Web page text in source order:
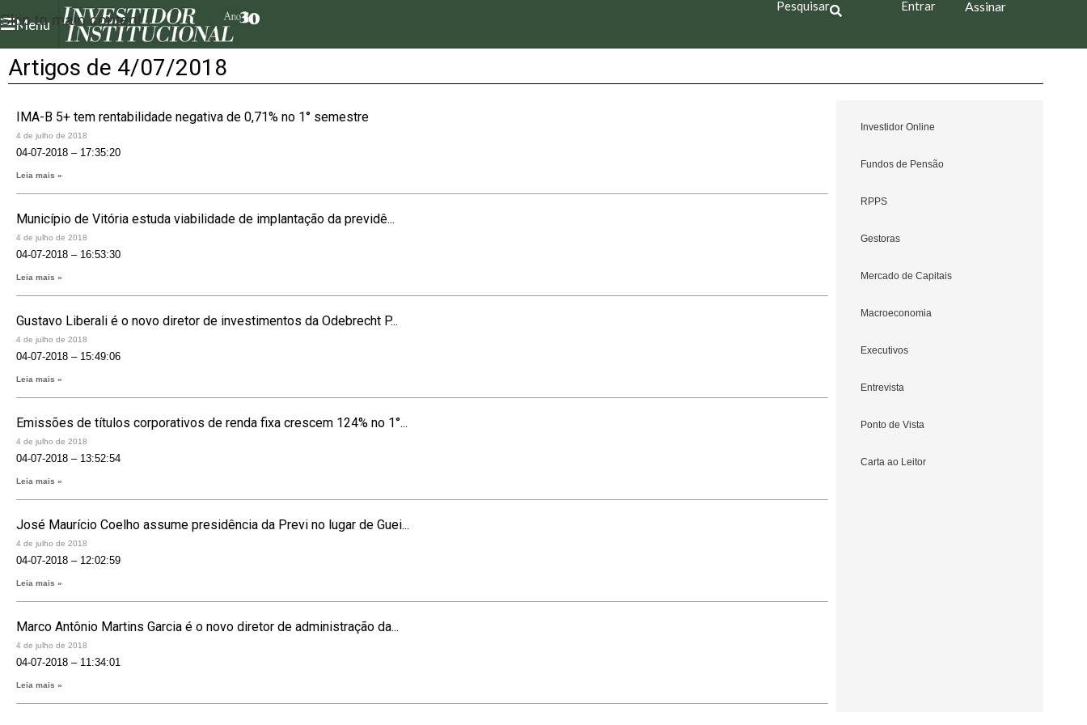
Skip to main content
Menu
Pesquisar Entrar Assinar
Artigos de 4/07/2018
IMA-B 5+ tem rentabilidade negativa de 0,71% no 1° semestre
4 de julho de 2018
04-07-2018 – 17:35:20
Leia mais »
Município de Vitória estuda viabilidade de implantação da previdê...
4 de julho de 2018
04-07-2018 – 16:53:30
Leia mais »
Gustavo Liberali é o novo diretor de investimentos da Odebrecht P...
4 de julho de 2018
04-07-2018 – 15:49:06
Leia mais »
Emissões de títulos corporativos de renda fixa crescem 124% no 1°...
4 de julho de 2018
04-07-2018 – 13:52:54
Leia mais »
José Maurício Coelho assume presidência da Previ no lugar de Guei...
4 de julho de 2018
04-07-2018 – 12:02:59
Leia mais »
Marco Antônio Martins Garcia é o novo diretor de administração da...
4 de julho de 2018
04-07-2018 – 11:34:01
Leia mais »
Investidor Online
Fundos de Pensão
RPPS
Gestoras
Mercado de Capitais
Macroeconomia
Executivos
Entrevista
Ponto de Vista
Carta ao Leitor